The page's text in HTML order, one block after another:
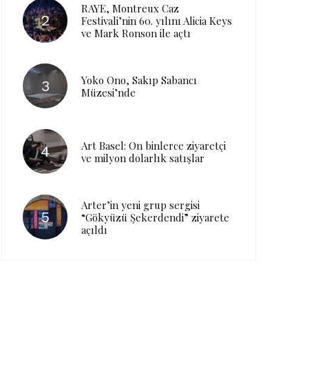
RAYE, Montreux Caz
Festivali’nin 60. yılını Alicia Keys
ve Mark Ronson ile açtı
Yoko Ono, Sakıp Sabancı
Müzesi’nde
Art Basel: On binlerce ziyaretçi
ve milyon dolarlık satışlar
Arter’in yeni grup sergisi
“Gökyüzü Şekerdendi” ziyarete
açıldı